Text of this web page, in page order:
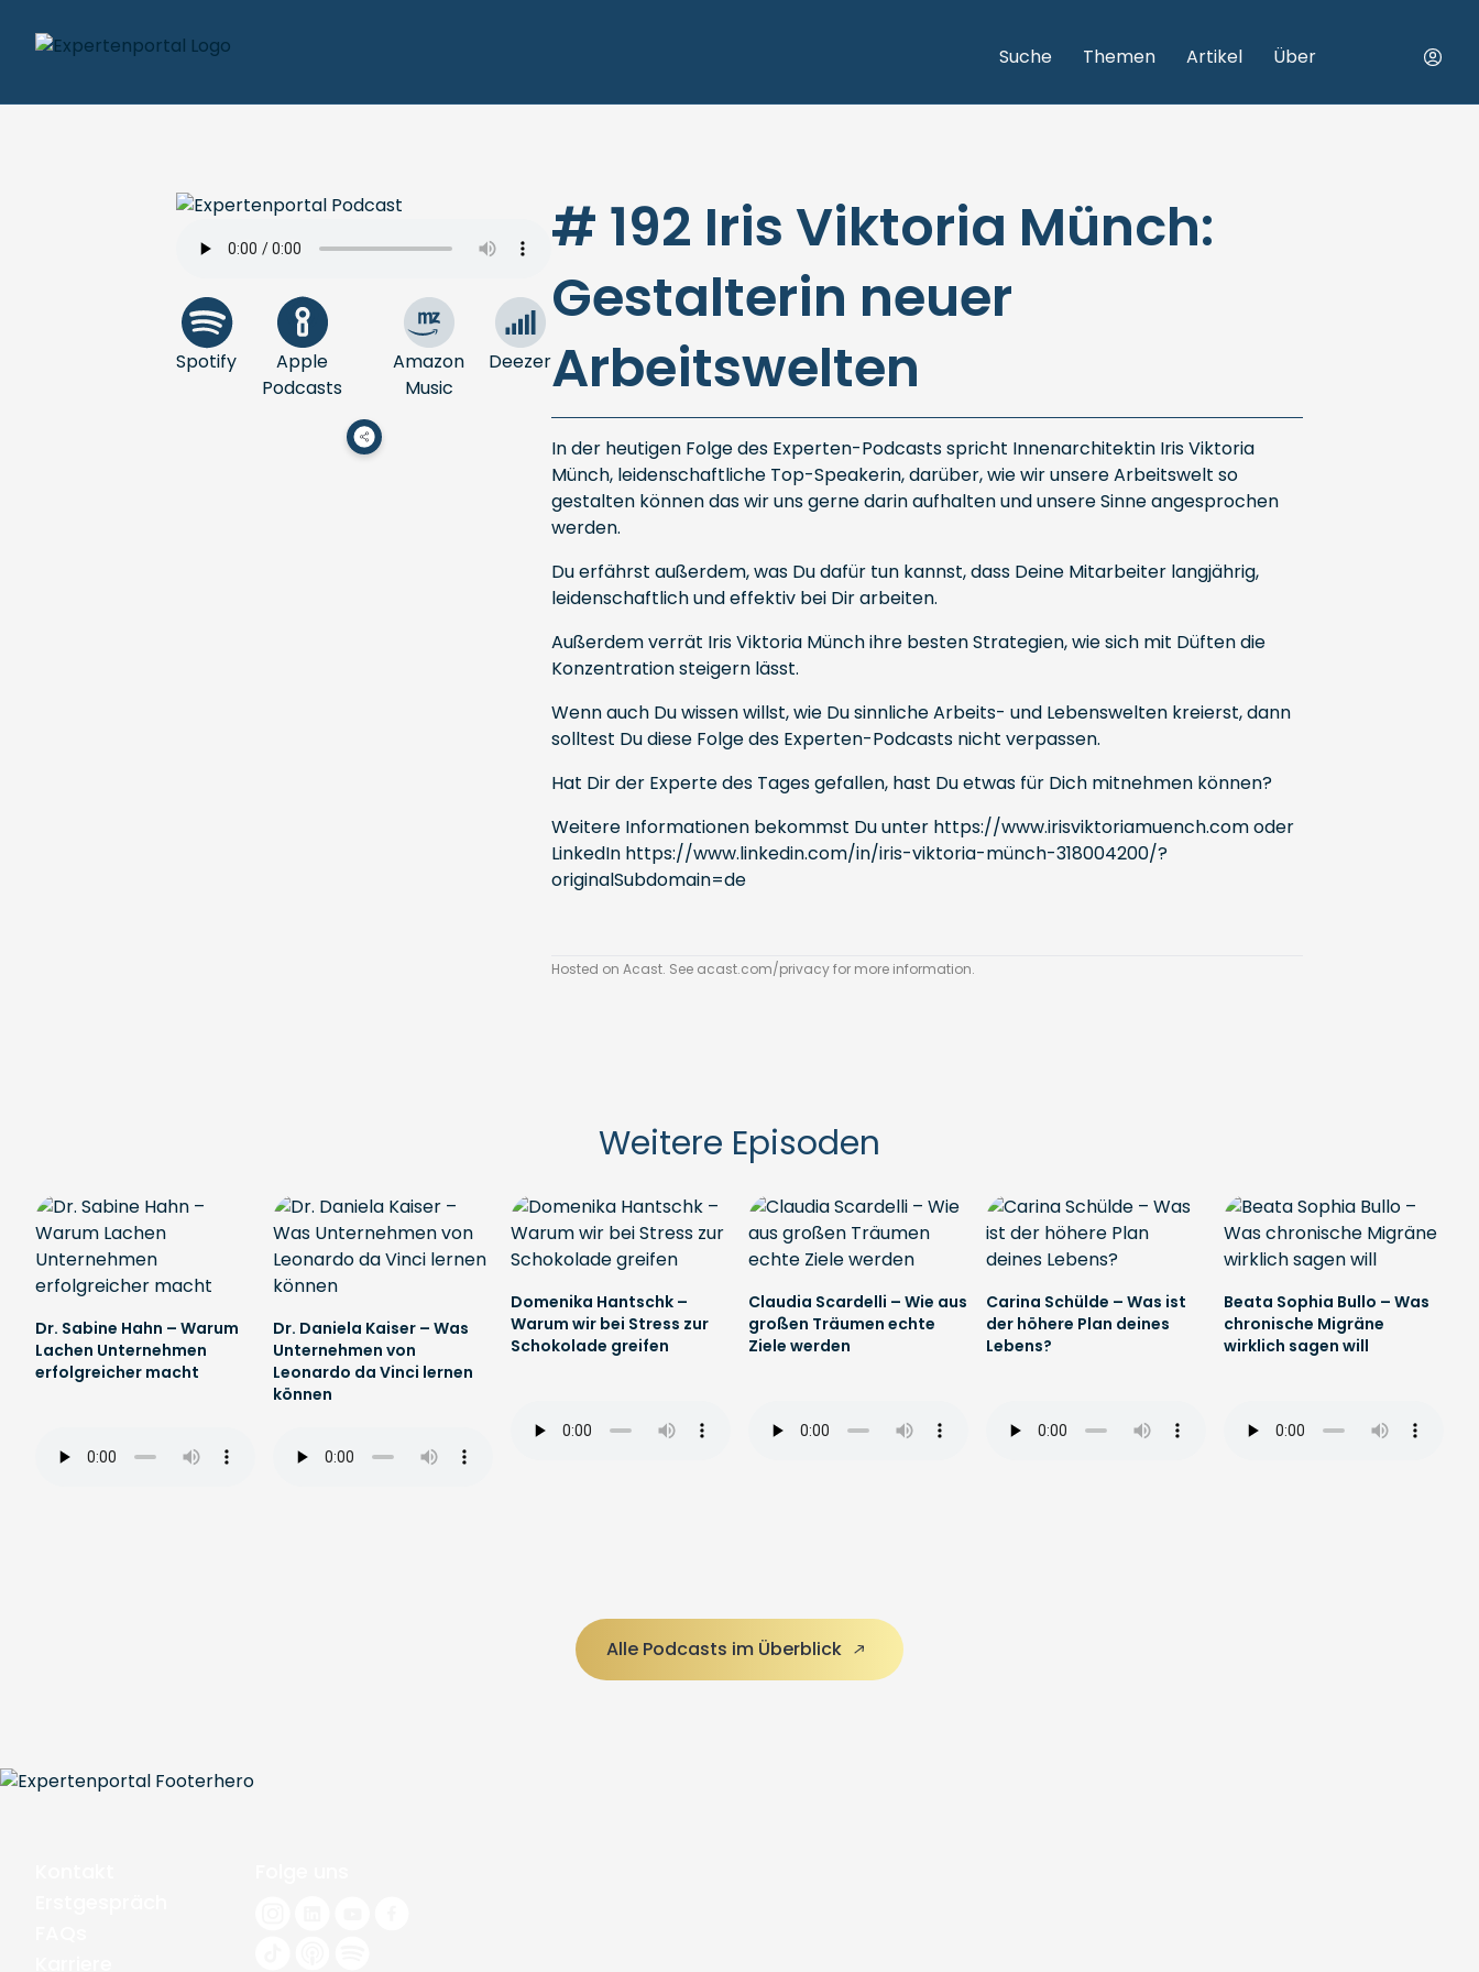
Suche Themen Artikel Über
Spotify
Apple
Podcasts
Amazon
Music
Deezer
# 192 Iris Viktoria Münch:
Gestalterin neuer
Arbeitswelten
In der heutigen Folge des Experten-Podcasts spricht Innenarchitektin Iris Viktoria
Münch, leidenschaftliche Top-Speakerin, darüber, wie wir unsere Arbeitswelt so
gestalten können das wir uns gerne darin aufhalten und unsere Sinne angesprochen
werden.
Du erfährst außerdem, was Du dafür tun kannst, dass Deine Mitarbeiter langjährig,
leidenschaftlich und effektiv bei Dir arbeiten.
Außerdem verrät Iris Viktoria Münch ihre besten Strategien, wie sich mit Düften die
Konzentration steigern lässt.
Wenn auch Du wissen willst, wie Du sinnliche Arbeits- und Lebenswelten kreierst, dann
solltest Du diese Folge des Experten-Podcasts nicht verpassen.
Hat Dir der Experte des Tages gefallen, hast Du etwas für Dich mitnehmen können?
Weitere Informationen bekommst Du unter https://www.irisviktoriamuench.comoder
LinkedIn https://www.linkedin.com/in/iris-viktoria-münch-318004200/?
originalSubdomain=de
Hosted on Acast. See acast.com/privacyfor more information.
Weitere Episoden
Dr. Sabine Hahn – Warum
Lachen Unternehmen
erfolgreicher macht
Dr. Daniela Kaiser – Was
Unternehmen von
Leonardo da Vinci lernen
können
Domenika Hantschk –
Warum wir bei Stress zur
Schokolade greifen
Claudia Scardelli – Wie aus
großen Träumen echte
Ziele werden
Carina Schülde – Was ist
der höhere Plan deines
Lebens?
Beata Sophia Bullo – Was
chronische Migräne
wirklich sagen will
Alle Podcasts im Überblick